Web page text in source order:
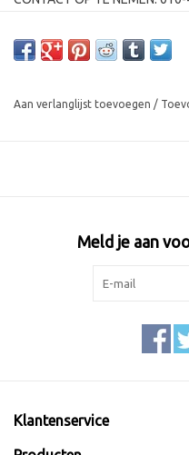
Aan verlanglijst toevoegen /
Meld je aan
Klantenservice